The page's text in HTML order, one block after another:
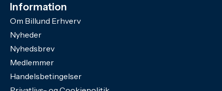
Information
Om Billund Erhverv
Nyheder
Nyhedsbrev
Medlemmer
Handelsbetingelser